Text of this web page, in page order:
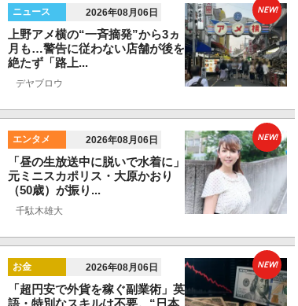
ニュース 2026年08月06日
上野アメ横の“一斉摘発”から3ヵ
月も…警告に従わない店舗が後を
絶たず「路上...
デヤブロウ
NEW!
エンタメ 2026年08月06日
「昼の生放送中に脱いで水着に」
元ミニスカポリス・大原かおり
（50歳）が振り...
千駄木雄大
NEW!
お金 2026年08月06日
「超円安で外貨を稼ぐ副業術」英
NEW!